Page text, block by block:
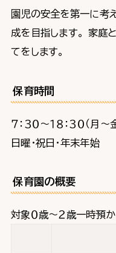
園児の安全を第一に考
成を目指します。 家庭
てをします。
保育時間
７：３０～１８：３０（月～
日曜・祝日・年末年始
保育園の概要
対象０歳～２歳一時預